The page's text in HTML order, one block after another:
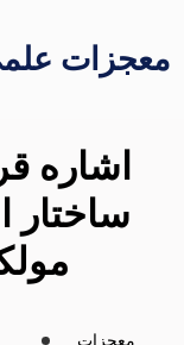
معجزات
اشاره
ساختار
معجزات